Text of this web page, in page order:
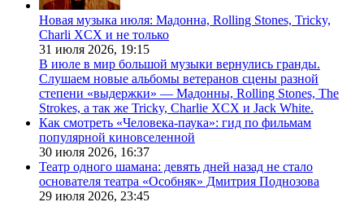
Новая музыка июля: Мадонна, Rolling Stones, Tricky,
Charli XCX и не только
31 июля 2026, 19:15
В июле в мир большой музыки вернулись гранды.
Слушаем новые альбомы ветеранов сцены разной
степени «выдержки» — Мадонны, Rolling Stones, The
Strokes, а так же Tricky, Charlie XCX и Jack White.
Как смотреть «Человека-паука»: гид по фильмам
популярной киновселенной
30 июля 2026, 16:37
Театр одного шамана: девять дней назад не стало
основателя театра «Особняк» Дмитрия Поднозова
29 июля 2026, 23:45